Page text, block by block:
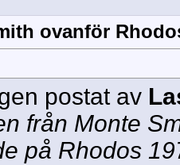
ovanför
postat av
från Monte
på Rhodos